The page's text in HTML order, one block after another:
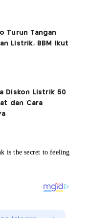
Turun Tangan
Listrik, BBM Ikut
Diskon Listrik 50
dan Cara